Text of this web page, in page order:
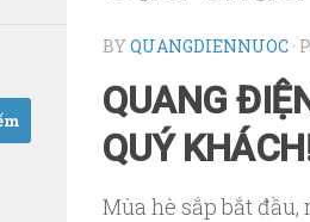
BYQUANGDIENNUOC ·
QUANG
QUÝ
Mùa hè sắp bắt